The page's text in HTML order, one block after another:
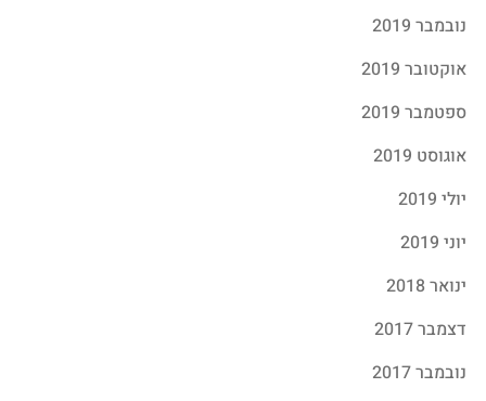
נובמבר 2019
אוקטובר 2019
ספטמבר 2019
אוגוסט 2019
יולי 2019
יוני 2019
ינואר 2018
דצמבר 2017
נובמבר 2017